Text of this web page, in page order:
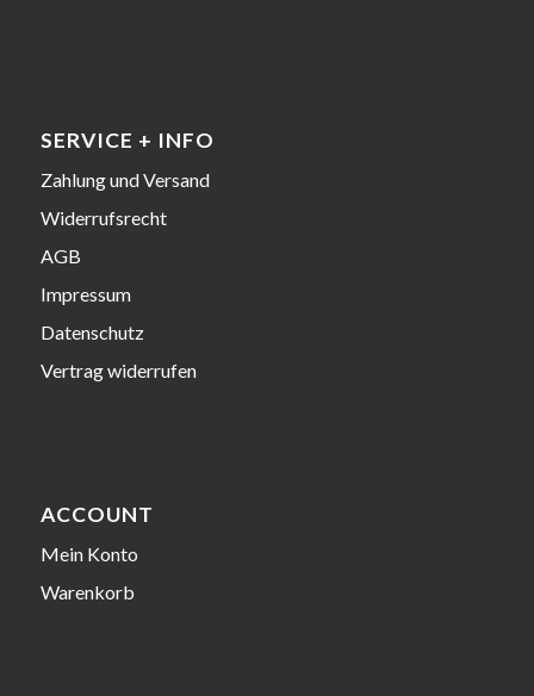
SERVICE + INFO
Zahlung und Versand
Widerrufsrecht
AGB
Impressum
Datenschutz
Vertrag widerrufen
ACCOUNT
Mein Konto
Warenkorb